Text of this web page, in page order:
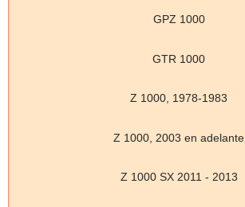
GPZ 1000
GTR 1000
Z 1000, 1978-1983
Z 1000, 2003 en adelante
Z 1000 SX 2011 - 2013